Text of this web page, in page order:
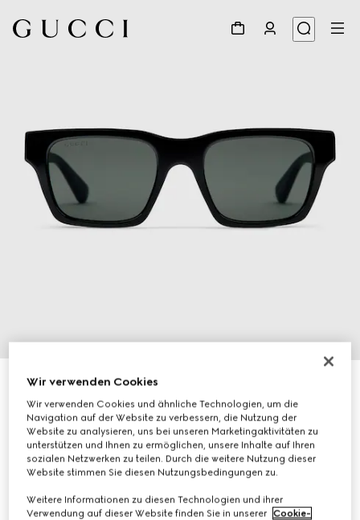
Sonnenbrille mit rechteckigem Rahmen
€ 390
Variantenschwarz
Wir verwenden Cookies
Wir verwenden Cookies und ähnliche Technologien, um die
Navigation auf der Website zu verbessern, die Nutzung der
Website zu analysieren, uns bei unseren Marketingaktivitäten zu
unterstützen und Ihnen zu ermöglichen, unsere Inhalte auf Ihren
sozialen Netzwerken zu teilen. Durch die weitere Nutzung dieser
Website stimmen Sie diesen Nutzungsbedingungen zu.
Weitere Informationen zu diesen Technologien und ihrer
Verwendung auf dieser Website finden Sie in unserer Cookie-